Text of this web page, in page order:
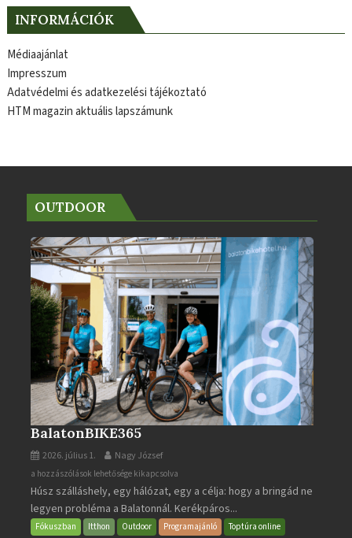
INFORMÁCIÓK
Médiaajánlat
Impresszum
Adatvédelmi és adatkezelési tájékoztató
HTM magazin aktuális lapszámunk
OUTDOOR
BalatonBIKE365
2026. július 1. Nagy József
BalatonBIKE365
bejegyzéshez
a hozzászólások lehetősége kikapcsolva
Húsz szálláshely, egy hálózat, egy a célja: hogy a bringád ne
legyen probléma a Balatonnál. Kerékpáros...
Fókuszban Itthon Outdoor Programajánló Toptúra online